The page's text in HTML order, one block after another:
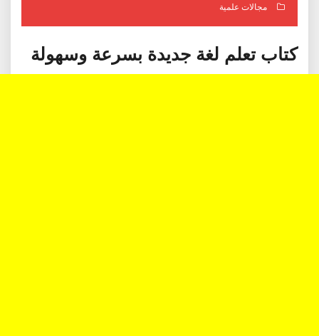
مجالات علمية
كتاب تعلم لغة جديدة بسرعة وسهولة